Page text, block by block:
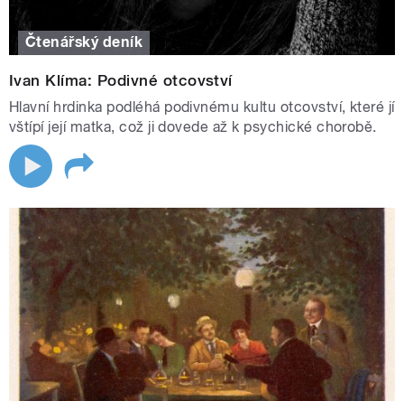
Čtenářský deník
Ivan Klíma: Podivné otcovství
Hlavní hrdinka podléhá podivnému kultu otcovství, které jí
vštípí její matka, což ji dovede až k psychické chorobě.